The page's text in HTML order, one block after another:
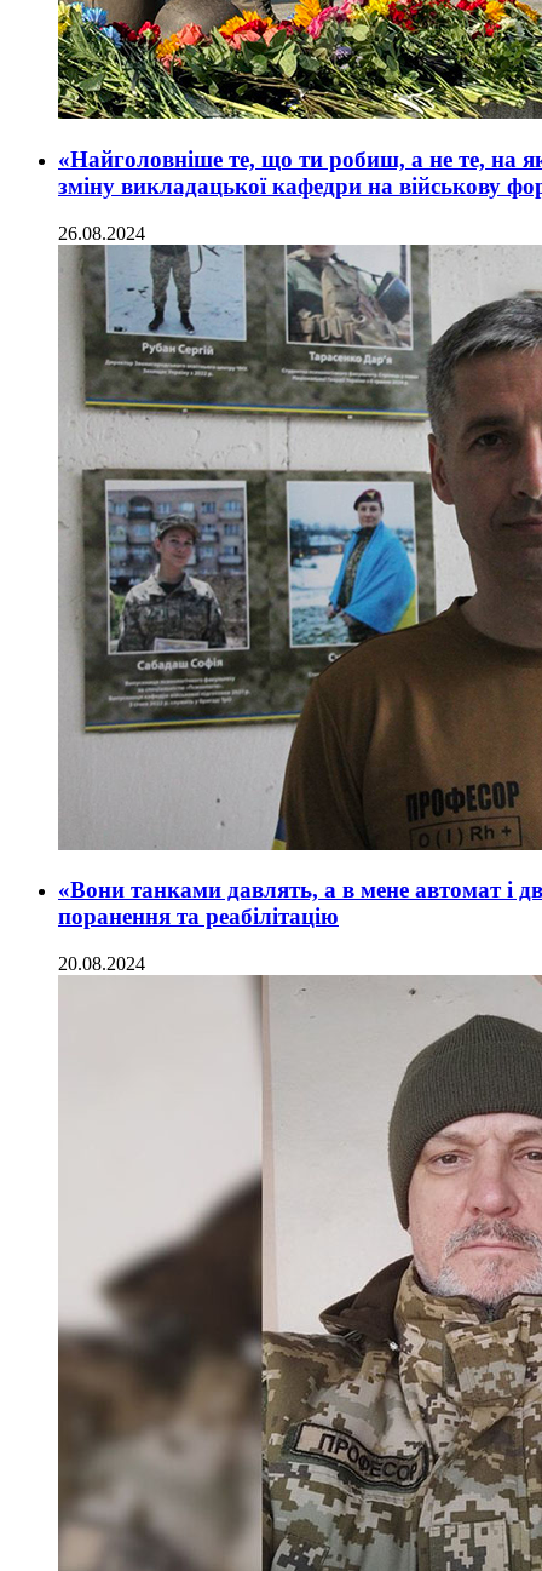
«Найголовніше те, що ти робиш, а не те, на
зміну викладацької кафедри на військову
26.08.2024
«Вони танками давлять, а в мене автомат і
поранення та реабілітацію
20.08.2024